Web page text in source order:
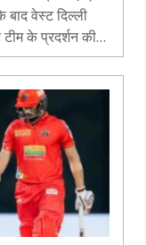
वेस्ट दिल्ली
के प्रदर्शन की
सोच के साथ